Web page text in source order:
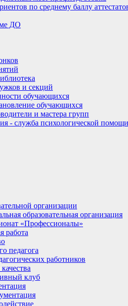
по среднему баллу
ДО
и секций
обучающихся
обучающихся
и мастера групп
- служба психологической помощи
организации
образовательная организация
«Профессионалы»
работа
педагога
работников
клуб